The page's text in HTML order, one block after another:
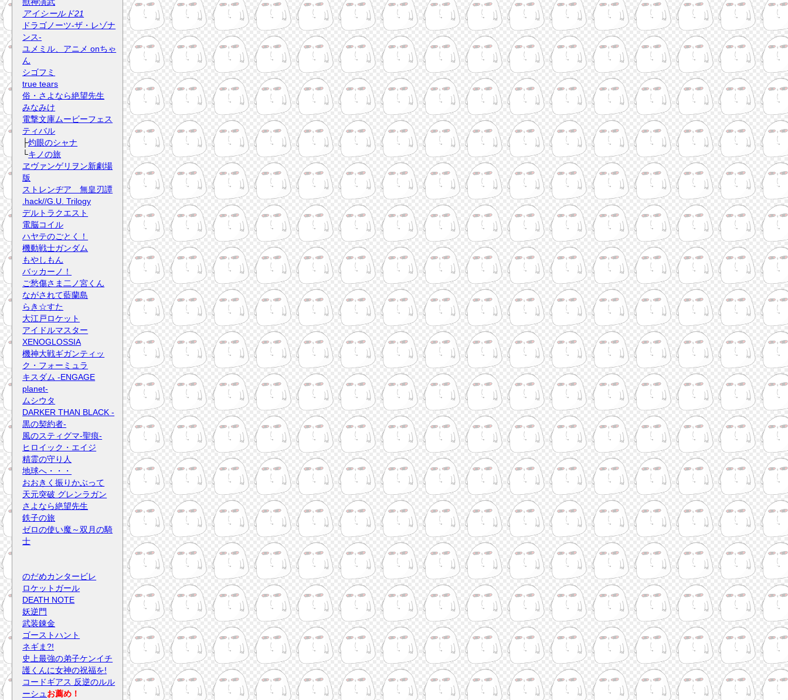
アイシールド21
ドラゴノーツ-ザ・レゾナ
ンス-
ユメミル、アニメ onちゃ
ん
シゴフミ
true tears
俗・さよなら絶望先生
みなみけ
電撃文庫ムービーフェス
ティバル
├灼眼のシャナ
└キノの旅
ヱヴァンゲリヲン新劇場
版
ストレンヂア 無皇刃譚
.hack//G.U. Trilogy
デルトラクエスト
電脳コイル
ハヤテのごとく！
機動戦士ガンダム
もやしもん
バッカーノ！
ご愁傷さま二ノ宮くん
ながされて藍蘭島
らき☆すた
大江戸ロケット
アイドルマスター
XENOGLOSSIA
機神大戦ギガンティッ
ク・フォーミュラ
キスダム -ENGAGE
planet-
ムシウタ
DARKER THAN BLACK -
黒の契約者-
風のスティグマ-聖痕-
ヒロイック・エイジ
精霊の守り人
地球へ・・・
おおきく振りかぶって
天元突破 グレンラガン
さよなら絶望先生
鉄子の旅
ゼロの使い魔～双月の騎
士
のだめカンタービレ
ロケットガール
DEATH NOTE
妖逆門
武装錬金
ゴーストハント
ネギま?!
史上最強の弟子ケンイチ
護くんに女神の祝福を!
コードギアス 反逆のルル
ーシュ お薦め！